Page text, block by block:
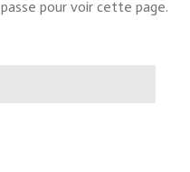
pour voir cette page.